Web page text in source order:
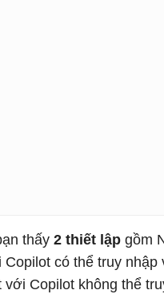
thấy 2 thiết lập gồm
Copilot có thể truy nhập
với Copilot không thể